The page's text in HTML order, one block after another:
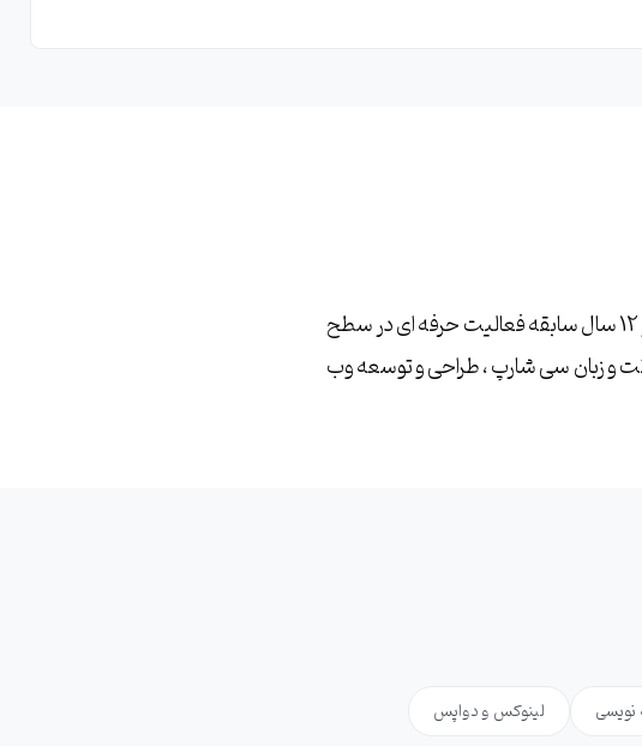
حسین احمدی ، بنیانگذار TOSINSO ، توسعه دهنده وب و برنامه نویس ، بیش از 12 سال سابقه فعالیت حرفه ای در سطح
و زبان سی شارپ ، طراحی و توسعه وب
نویسی لینوکس و دواپس